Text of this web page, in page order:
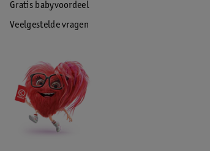
Gratis babyvoordeel
Veelgestelde vragen